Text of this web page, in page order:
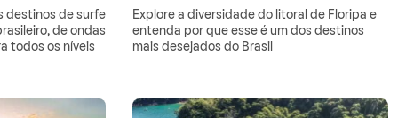
destinos de surfe
de ondas
todos os níveis
Explore a diversidade do litoral de Floripa e
entenda por que esse é um dos destinos
mais desejados do Brasil